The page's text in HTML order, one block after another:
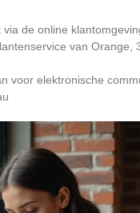
de online
van Orange,
voor elektronische